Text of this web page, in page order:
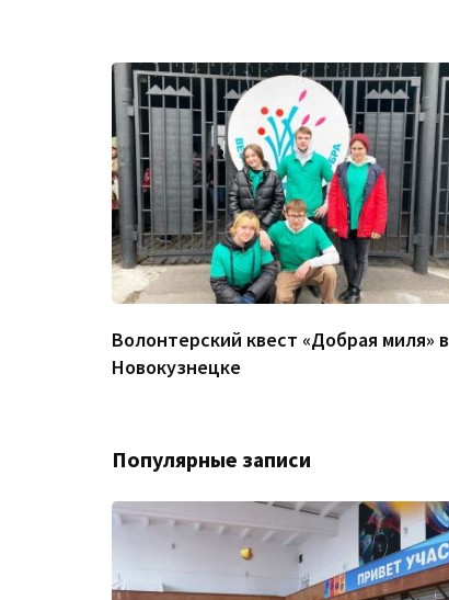
Волонтерский квест «Добрая миля» в
Новокузнецке
Популярные записи